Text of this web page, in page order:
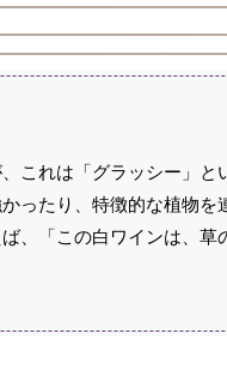
これは「グラッシー」
ったり、特徴的な植物
、「この白ワインは、